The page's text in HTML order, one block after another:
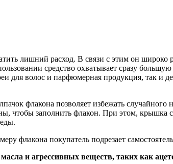
лишний расход. В связи с этим он широко
средство охватывает сразу
для волос и парфюмерная продукция, так и
флакона позволяет избежать
чтобы заполнить флакон. При этом, крышка с
флакона покупатель подрезает
и агрессивных веществ, таких как